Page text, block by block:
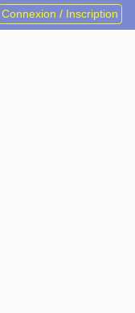
Connexion / Inscription